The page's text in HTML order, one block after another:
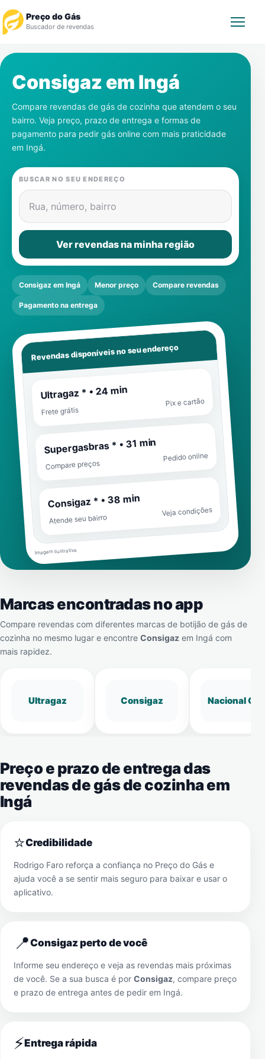
Preço do Gás
Buscador de revendas
Notícias
Gás
Contatos
Consigaz em Ingá
Compare revendas de gás de cozinha que atendem o seu
bairro. Veja preço, prazo de entrega e formas de
pagamento para pedir gás online com mais praticidade
em Ingá.
BUSCAR NO SEU ENDEREÇO
Rua, número, bairro
Ver revendas na minha região
Consigaz em Ingá Menor preço Compare revendas
Pagamento na entrega
Revendas disponíveis no seu endereço
Ultragaz * • 24 min
Frete grátis
Pix e cartão
Supergasbras * • 31 min
Compare preços
Pedido online
Consigaz * • 38 min
Atende seu bairro
Veja condições
Imagem ilustrativa
Marcas encontradas no app
Compare revendas com diferentes marcas de botijão de gás de
cozinha no mesmo lugar e encontre Consigaz em Ingá com
mais rapidez.
Ultragaz Consigaz Nacional Gás
Preço e prazo de entrega das
revendas de gás de cozinha em
Ingá
⭐Credibilidade
Rodrigo Faro reforça a confiança no Preço do Gás e
ajuda você a se sentir mais seguro para baixar e usar o
aplicativo.
📍Consigaz perto de você
Informe seu endereço e veja as revendas mais próximas
de você. Se a sua busca é por Consigaz, compare preço
e prazo de entrega antes de pedir em Ingá.
⚡Entrega rápida